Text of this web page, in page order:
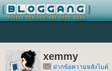
xemmy
ฝากข้อความหลังไมค์